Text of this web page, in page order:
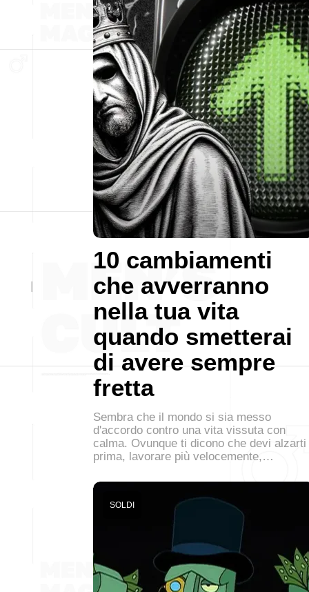
10 cambiamenti
che avverranno
nella tua vita
quando smetterai
di avere sempre
fretta
Sembra che il mondo si sia messo
d'accordo contro una vita vissuta con
calma. Ovunque ti dicono che devi alzarti
prima, lavorare più velocemente,…
SOLDI